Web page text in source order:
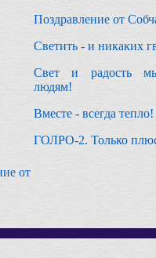
Поздравление от
Светить - и никаких
Свет и радость
людям!
Вместе - всегда тепло!
ГОЛРО-2. Только
от